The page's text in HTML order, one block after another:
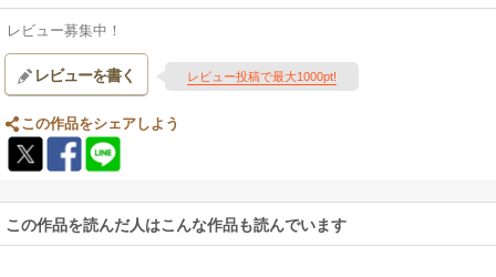
レビュー募集中！
レビューを書く レビュー投稿で最大1000pt!
この作品をシェアしよう
この作品を読んだ人はこんな作品も読んでいます